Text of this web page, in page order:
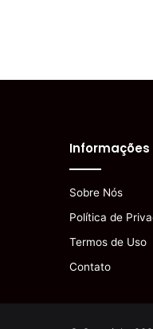
Informações
Sobre Nós
Política de
Termos de Uso
Contato